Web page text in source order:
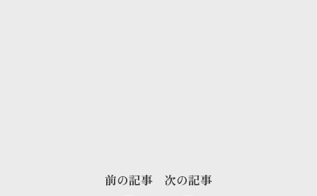
前の記事 次の記事